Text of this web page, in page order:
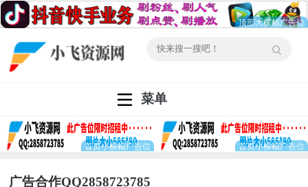
菜单
广告合作QQ2858723785